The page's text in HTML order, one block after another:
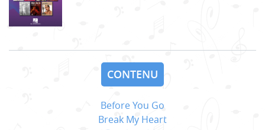
CONTENU
Before You Go
Break My Heart